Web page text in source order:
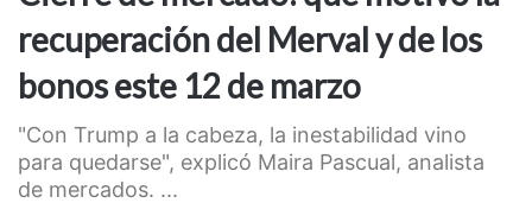
recuperación del Merval y de los
bonos este 12 de marzo
"Con Trump a la cabeza, la inestabilidad vino
para quedarse", explicó Maira Pascual, analista
de mercados. ...